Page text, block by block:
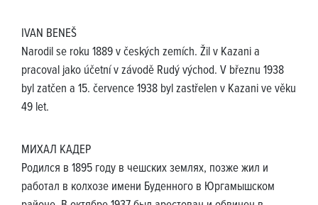
IVAN BENEŠ
Narodil se roku 1889 v českých zemích. Žil v Kazani a
pracoval jako účetní v závodě Rudý východ. V březnu 1938
byl zatčen a 15. července 1938 byl zastřelen v Kazani ve věku
49 let.
МИХАЛ КАДЕР
Родился в 1895 году в чешских землях, позже жил и
работал в колхозе имени Буденного в Юргамышском